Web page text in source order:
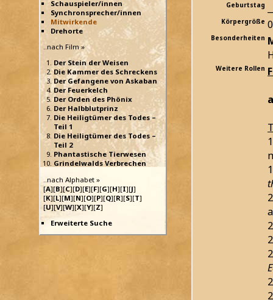
Schauspieler/innen
Synchronsprecher/innen
Mitwirkende
Drehorte
..nach Film »
Der Stein der Weisen
Die Kammer des Schreckens
Der Gefangene von Askaban
Der Feuerkelch
Der Orden des Phönix
Der Halbblutprinz
Die Heiligtümer des Todes –
Teil 1
Die Heiligtümer des Todes –
Teil 2
Phantastische Tierwesen
Grindelwalds Verbrechen
..nach Alphabet »
[A][B][C][D][E][F][G][H][I][J]
[K][L][M][N][O][P][Q][R][S][T]
[U][V][W][X][Y][Z]
Erweiterte Suche
Geburtstag
Körpergröße
Besonderheiten
Weitere Rollen